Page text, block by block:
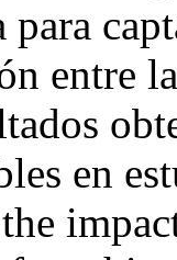
para
entre
en